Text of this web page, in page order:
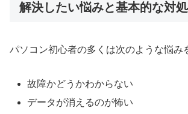
解決したい悩みと基本的な対
パソコン初心者の多くは次のような悩み
故障かどうかわからない
データが消えるのが怖い